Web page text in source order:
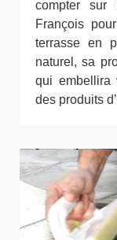
compter sur
François
terrasse en
naturel, sa
qui embellira
des produits